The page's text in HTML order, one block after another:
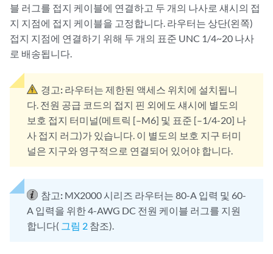
블 러그를 접지 케이블에 연결하고 두 개의 나사로 섀시의 접
지 지점에 접지 케이블을 고정합니다. 라우터는 상단(왼쪽)
접지 지점에 연결하기 위해 두 개의 표준 UNC 1/4~20 나사
로 배송됩니다.
경고: 라우터는 제한된 액세스 위치에 설치됩니
다. 전원 공급 코드의 접지 핀 외에도 섀시에 별도의
보호 접지 터미널(메트릭 [–M6] 및 표준 [–1/4-20] 나
사 접지 러그)가 있습니다. 이 별도의 보호 지구 터미
널은 지구와 영구적으로 연결되어 있어야 합니다.
참고: MX2000 시리즈 라우터는 80-A 입력 및 60-
A 입력을 위한 4-AWG DC 전원 케이블 러그를 지원
합니다( 그림 2 참조).